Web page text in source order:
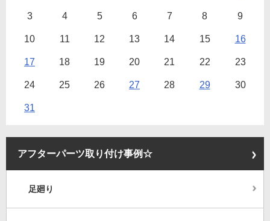
3 4 5 6 7 8 9
10 11 12 13 14 15 16
17 18 19 20 21 22 23
24 25 26 27 28 29 30
31
アフターパーツ取り付け事例☆
足廻り